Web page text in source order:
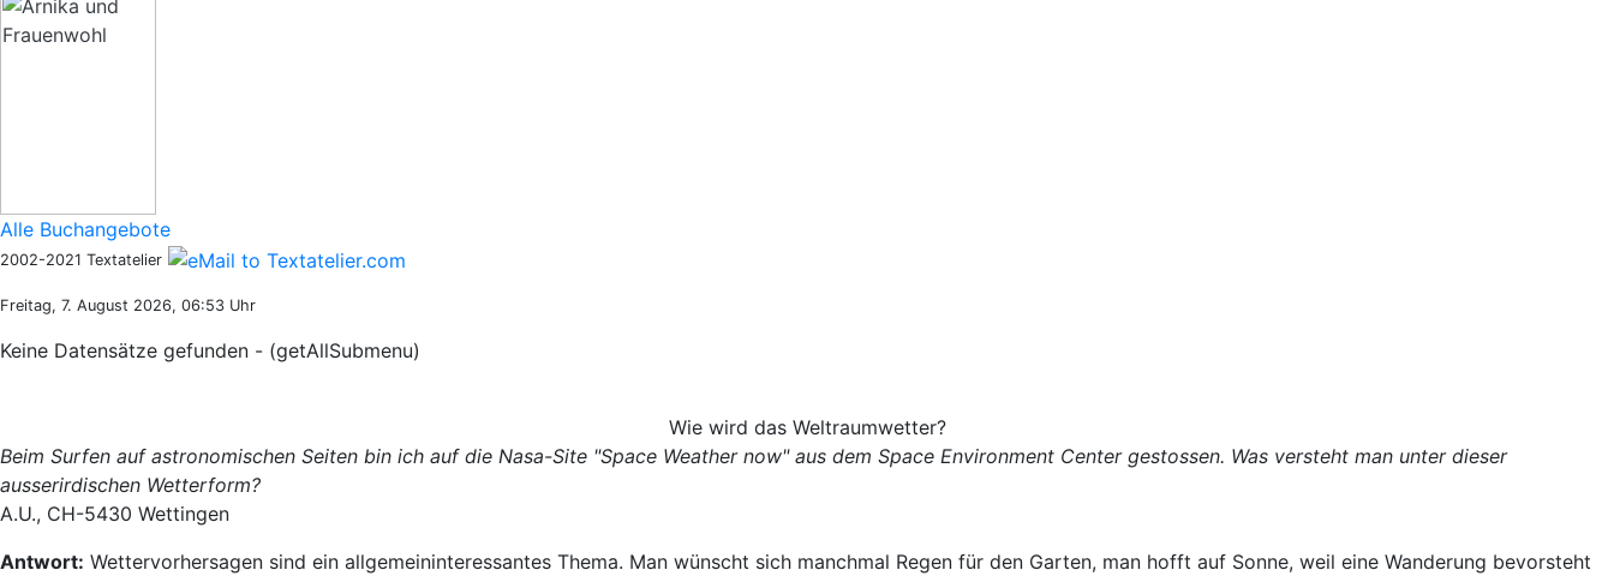
Alle Buchangebote
2002-2021 Textatelier
Freitag, 7. August 2026, 06:53 Uhr
Keine Datensätze gefunden - (getAllSubmenu)
Wie wird das Weltraumwetter?
Beim Surfen auf astronomischen Seiten bin ich auf die Nasa-Site "Space Weather now" aus dem Space Environment Center gestossen. Was versteht man unter dieser
ausserirdischen Wetterform?
A.U., CH-5430 Wettingen
Antwort: Wettervorhersagen sind ein allgemeininteressantes Thema. Man wünscht sich manchmal Regen für den Garten, man hofft auf Sonne, weil eine Wanderung bevorsteht